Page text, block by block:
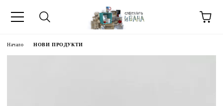
Начало НОВИ ПРОДУКТИ